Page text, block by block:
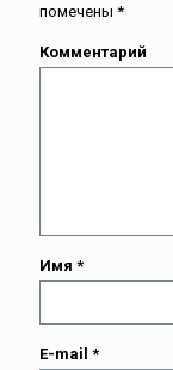
помечены *
Комментарий
Имя *
E-mail *